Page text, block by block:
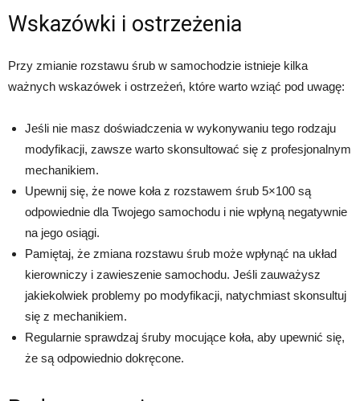
Wskazówki i ostrzeżenia
Przy zmianie rozstawu śrub w samochodzie istnieje kilka
ważnych wskazówek i ostrzeżeń, które warto wziąć pod uwagę:
Jeśli nie masz doświadczenia w wykonywaniu tego rodzaju
modyfikacji, zawsze warto skonsultować się z profesjonalnym
mechanikiem.
Upewnij się, że nowe koła z rozstawem śrub 5×100 są
odpowiednie dla Twojego samochodu i nie wpłyną negatywnie
na jego osiągi.
Pamiętaj, że zmiana rozstawu śrub może wpłynąć na układ
kierowniczy i zawieszenie samochodu. Jeśli zauważysz
jakiekolwiek problemy po modyfikacji, natychmiast skonsultuj
się z mechanikiem.
Regularnie sprawdzaj śruby mocujące koła, aby upewnić się,
że są odpowiednio dokręcone.